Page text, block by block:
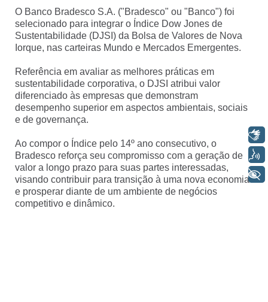
O Banco Bradesco S.A. ("Bradesco" ou "Banco") foi
selecionado para integrar o Índice Dow Jones de
Sustentabilidade (DJSI) da Bolsa de Valores de Nova
Iorque, nas carteiras Mundo e Mercados Emergentes.
Referência em avaliar as melhores práticas em
sustentabilidade corporativa, o DJSI atribui valor
diferenciado às empresas que demonstram
desempenho superior em aspectos ambientais, sociais
e de governança.
Ao compor o Índice pelo 14º ano consecutivo, o
Bradesco reforça seu compromisso com a geração de
valor a longo prazo para suas partes interessadas,
visando contribuir para transição à uma nova economia
e prosperar diante de um ambiente de negócios
competitivo e dinâmico.
Voz
+ Acessibilidade